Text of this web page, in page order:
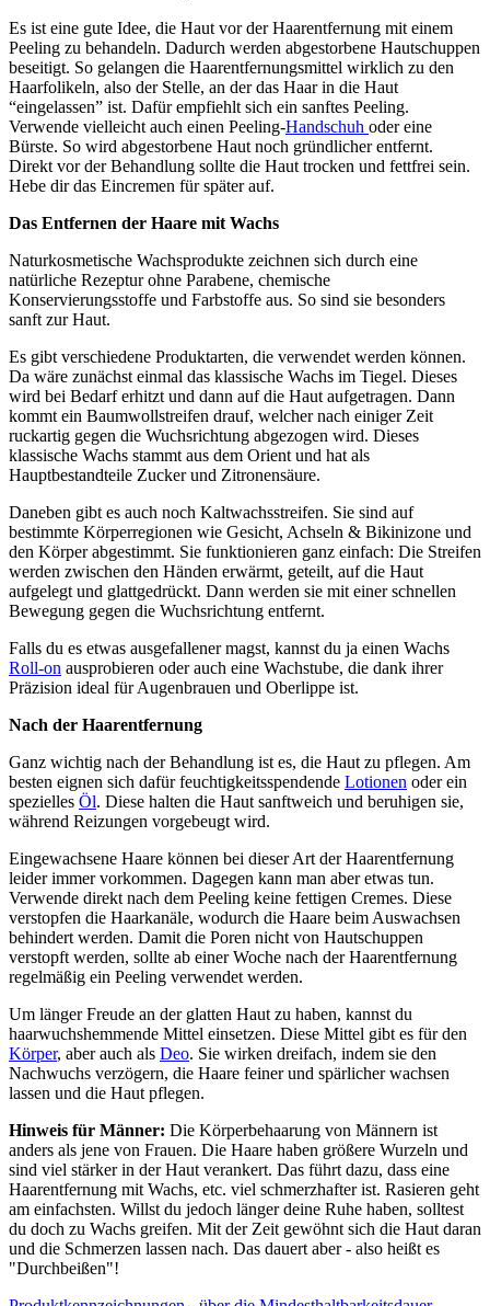
Es ist eine gute Idee, die Haut vor der Haarentfernung mit einem
Peeling zu behandeln. Dadurch werden abgestorbene Hautschuppen
beseitigt. So gelangen die Haarentfernungsmittel wirklich zu den
Haarfolikeln, also der Stelle, an der das Haar in die Haut
“eingelassen” ist. Dafür empfiehlt sich ein sanftes Peeling.
Verwende vielleicht auch einen Peeling-Handschuh oder eine
Bürste. So wird abgestorbene Haut noch gründlicher entfernt.
Direkt vor der Behandlung sollte die Haut trocken und fettfrei sein.
Hebe dir das Eincremen für später auf.
Das Entfernen der Haare mit Wachs
Naturkosmetische Wachsprodukte zeichnen sich durch eine
natürliche Rezeptur ohne Parabene, chemische
Konservierungsstoffe und Farbstoffe aus. So sind sie besonders
sanft zur Haut.
Es gibt verschiedene Produktarten, die verwendet werden können.
Da wäre zunächst einmal das klassische Wachs im Tiegel. Dieses
wird bei Bedarf erhitzt und dann auf die Haut aufgetragen. Dann
kommt ein Baumwollstreifen drauf, welcher nach einiger Zeit
ruckartig gegen die Wuchsrichtung abgezogen wird. Dieses
klassische Wachs stammt aus dem Orient und hat als
Hauptbestandteile Zucker und Zitronensäure.
Daneben gibt es auch noch Kaltwachsstreifen. Sie sind auf
bestimmte Körperregionen wie Gesicht, Achseln & Bikinizone und
den Körper abgestimmt. Sie funktionieren ganz einfach: Die Streifen
werden zwischen den Händen erwärmt, geteilt, auf die Haut
aufgelegt und glattgedrückt. Dann werden sie mit einer schnellen
Bewegung gegen die Wuchsrichtung entfernt.
Falls du es etwas ausgefallener magst, kannst du ja einen Wachs
Roll-on ausprobieren oder auch eine Wachstube, die dank ihrer
Präzision ideal für Augenbrauen und Oberlippe ist.
Nach der Haarentfernung
Ganz wichtig nach der Behandlung ist es, die Haut zu pflegen. Am
besten eignen sich dafür feuchtigkeitsspendende Lotionen oder ein
spezielles Öl. Diese halten die Haut sanftweich und beruhigen sie,
während Reizungen vorgebeugt wird.
Eingewachsene Haare können bei dieser Art der Haarentfernung
leider immer vorkommen. Dagegen kann man aber etwas tun.
Verwende direkt nach dem Peeling keine fettigen Cremes. Diese
verstopfen die Haarkanäle, wodurch die Haare beim Auswachsen
behindert werden. Damit die Poren nicht von Hautschuppen
verstopft werden, sollte ab einer Woche nach der Haarentfernung
regelmäßig ein Peeling verwendet werden.
Um länger Freude an der glatten Haut zu haben, kannst du
haarwuchshemmende Mittel einsetzen. Diese Mittel gibt es für den
Körper, aber auch als Deo. Sie wirken dreifach, indem sie den
Nachwuchs verzögern, die Haare feiner und spärlicher wachsen
lassen und die Haut pflegen.
Hinweis für Männer: Die Körperbehaarung von Männern ist
anders als jene von Frauen. Die Haare haben größere Wurzeln und
sind viel stärker in der Haut verankert. Das führt dazu, dass eine
Haarentfernung mit Wachs, etc. viel schmerzhafter ist. Rasieren geht
am einfachsten. Willst du jedoch länger deine Ruhe haben, solltest
du doch zu Wachs greifen. Mit der Zeit gewöhnt sich die Haut daran
und die Schmerzen lassen nach. Das dauert aber - also heißt es
"Durchbeißen"!